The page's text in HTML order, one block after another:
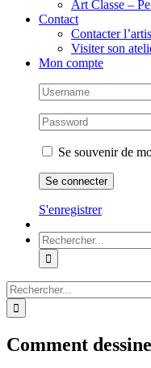
Art Classe –
Contact
Contacter
Visiter son
Mon compte
Se souvenir de
S'enregistrer
Rechercher:
Rechercher:
Comment